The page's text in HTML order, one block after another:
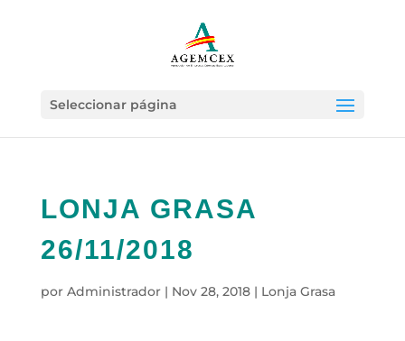
Seleccionar página
LONJA GRASA
26/11/2018
por Administrador| Nov 28, 2018| Lonja Grasa